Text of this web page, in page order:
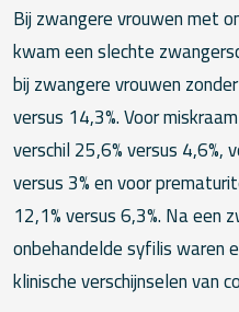
Bij zwangere vrouwen met
kwam een slechte
bij zwangere vrouwen
versus 14,3%. Voor
verschil 25,6% versus
versus 3% en voor
12,1% versus 6,3%. Na een
onbehandelde syfilis waren
klinische verschijnselen van